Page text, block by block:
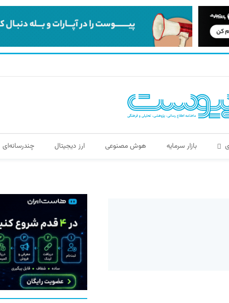
بازار سرمایه هوش مصنوعی ارز دیجیتال چندرسانه‌ای